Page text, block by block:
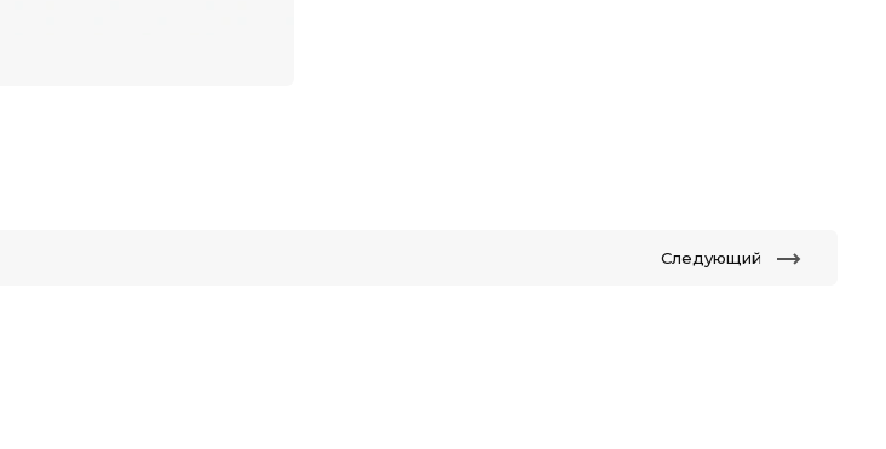
Следующий